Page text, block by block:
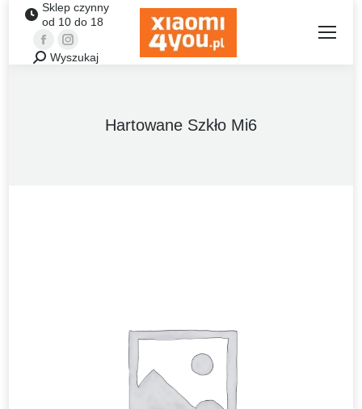
Sklep czynny
od 10 do 18
FacebookInstagram
Szukaj:Wyszukaj
Hartowane Szkło Mi6